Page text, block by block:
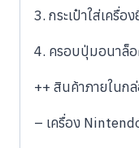
3. กระเป๋าใส่เครื่
4. ครอบปุ่มอนาล็
++ สินค้าภายในก
– เครื่อง